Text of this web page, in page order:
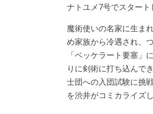
ナトユメ7号でスタート
魔術使いの名家に生ま
め家族から冷遇され、
「ベッケラート要塞」
りに剣術に打ち込んで
士団への入団試験に挑
を渋井がコミカライズ